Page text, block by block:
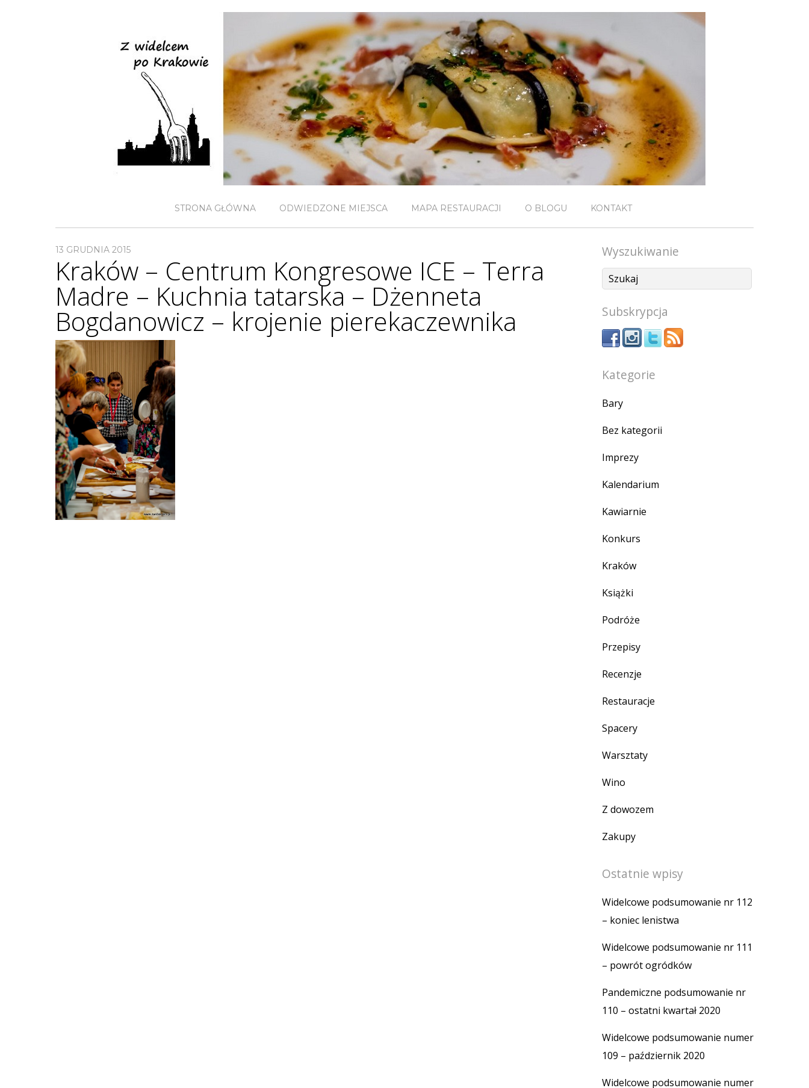
STRONA GŁÓWNA ODWIEDZONE MIEJSCA MAPA RESTAURACJI O BLOGU KONTAKT
13 GRUDNIA 2015
Kraków – Centrum Kongresowe ICE – Terra
Madre – Kuchnia tatarska – Dżenneta
Bogdanowicz – krojenie pierekaczewnika
Wyszukiwanie
Subskrypcja
Kategorie
Bary
Bez kategorii
Imprezy
Kalendarium
Kawiarnie
Konkurs
Kraków
Książki
Podróże
Przepisy
Recenzje
Restauracje
Spacery
Warsztaty
Wino
Z dowozem
Zakupy
Ostatnie wpisy
Widelcowe podsumowanie nr 112
– koniec lenistwa
Widelcowe podsumowanie nr 111
– powrót ogródków
Pandemiczne podsumowanie nr
110 – ostatni kwartał 2020
Widelcowe podsumowanie numer
109 – październik 2020
Widelcowe podsumowanie numer